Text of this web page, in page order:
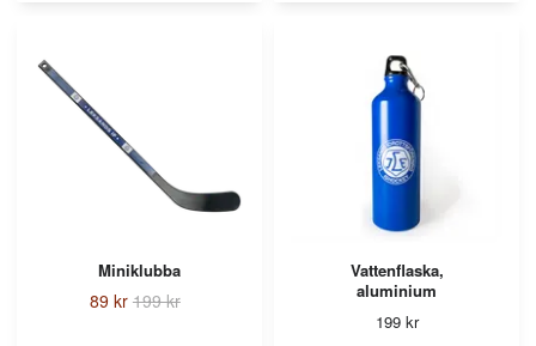
Miniklubba
89 kr 199 kr
Vattenflaska,
aluminium
199 kr